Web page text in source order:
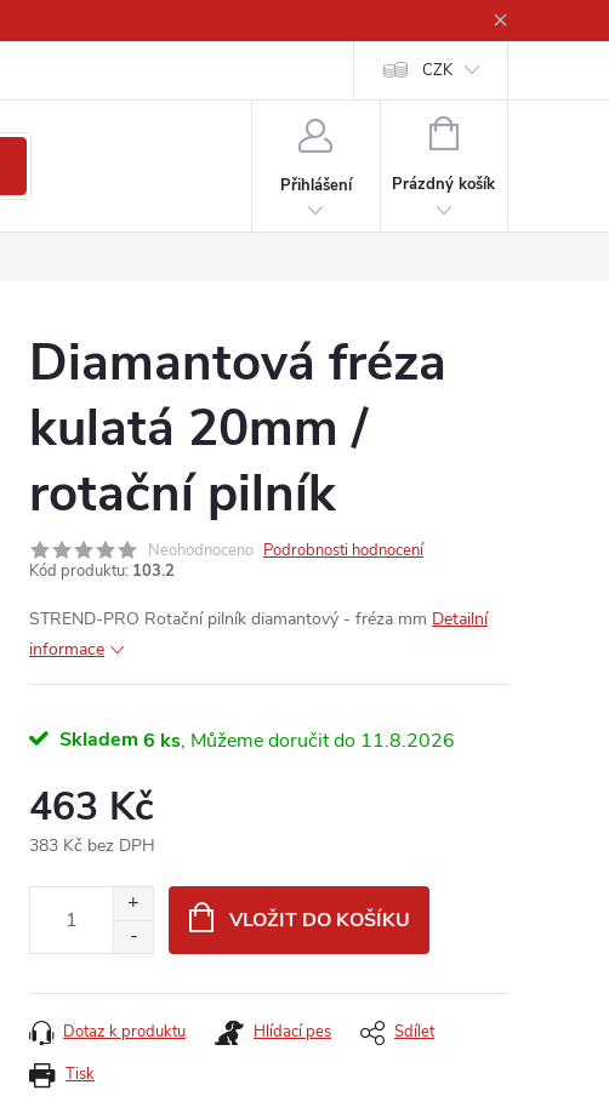
CZK
Přihlášení
NÁKUPNÍ
Prázdný košík
Diamantová fréza
kulatá 20mm /
rotační pilník
Neohodnoceno Podrobnosti hodnocení
Kód produktu: 103.2
STREND-PRO Rotační pilník diamantový - fréza mm Detailní
informace
Skladem 6 ks 11.8.2026
463 Kč
383 Kč bez DPH
VLOŽIT DO KOŠÍKU
Tisk
Dotaz k produktu Hlídací pes Sdílet